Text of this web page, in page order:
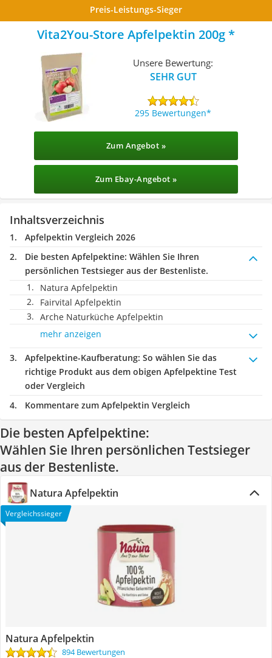
Preis-Leistungs-Sieger
Vita2You-Store Apfelpektin 200g
Unsere Bewertung:
SEHR GUT
295 Bewertungen
Zum Angebot »
Zum Ebay-Angebot »
Inhaltsverzeichnis
Apfelpektin Vergleich 2026
Die besten Apfelpektine: Wählen Sie Ihren
persönlichen Testsieger aus der Bestenliste.
Natura Apfelpektin
Fairvital Apfelpektin
Arche Naturküche Apfelpektin
mehr anzeigen
Apfelpektine-Kaufberatung: So wählen Sie das
richtige Produkt aus dem obigen Apfelpektine Test
oder Vergleich
Kommentare zum Apfelpektin Vergleich
Die besten Apfelpektine:
Wählen Sie Ihren persönlichen Testsieger
aus der Bestenliste.
Natura Apfelpektin
Vergleichssieger
Natura Apfelpektin
894 Bewertungen